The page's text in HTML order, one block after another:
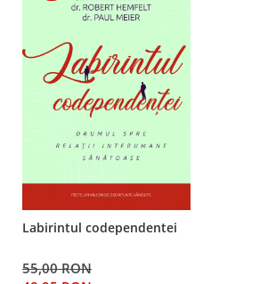
Labirintul codependentei
55,00 RON